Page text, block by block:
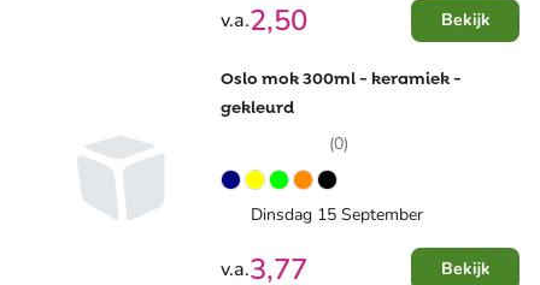
v.a.2,50 Bekijk
Oslo mok 300ml - keramiek -
gekleurd
(0)
Dinsdag 15 September
v.a.3,77 Bekijk